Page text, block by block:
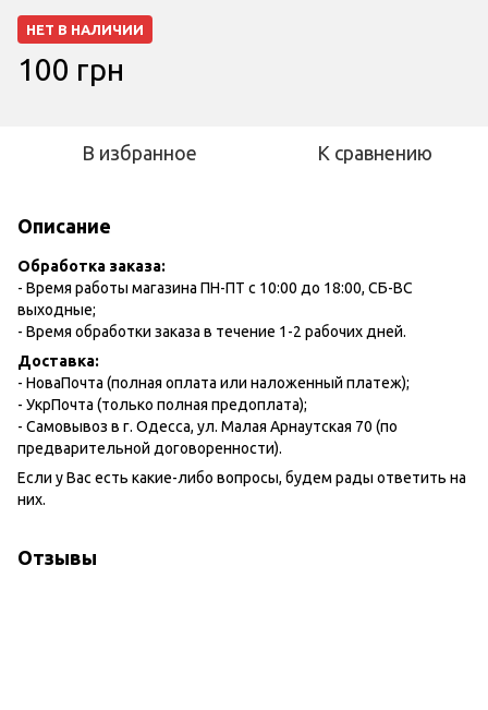
НЕТ В НАЛИЧИИ
100 грн
В избранное К сравнению
Описание
Обработка заказа:
- Время работы магазина ПН-ПТ с 10:00 до 18:00, СБ-ВС
выходные;
- Время обработки заказа в течение 1-2 рабочих дней.
Доставка:
- НоваПочта (полная оплата или наложенный платеж);
- УкрПочта (только полная предоплата);
- Самовывоз в г. Одесса, ул. Малая Арнаутская 70 (по
предварительной договоренности).
Если у Вас есть какие-либо вопросы, будем рады ответить на
них.
Отзывы